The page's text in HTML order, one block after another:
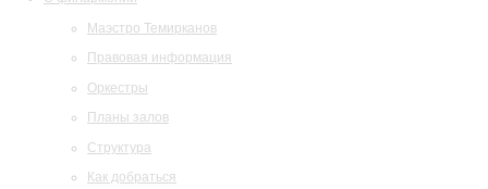
Маэстро Темирканов
Правовая информация
Оркестры
Планы залов
Структура
Как добраться